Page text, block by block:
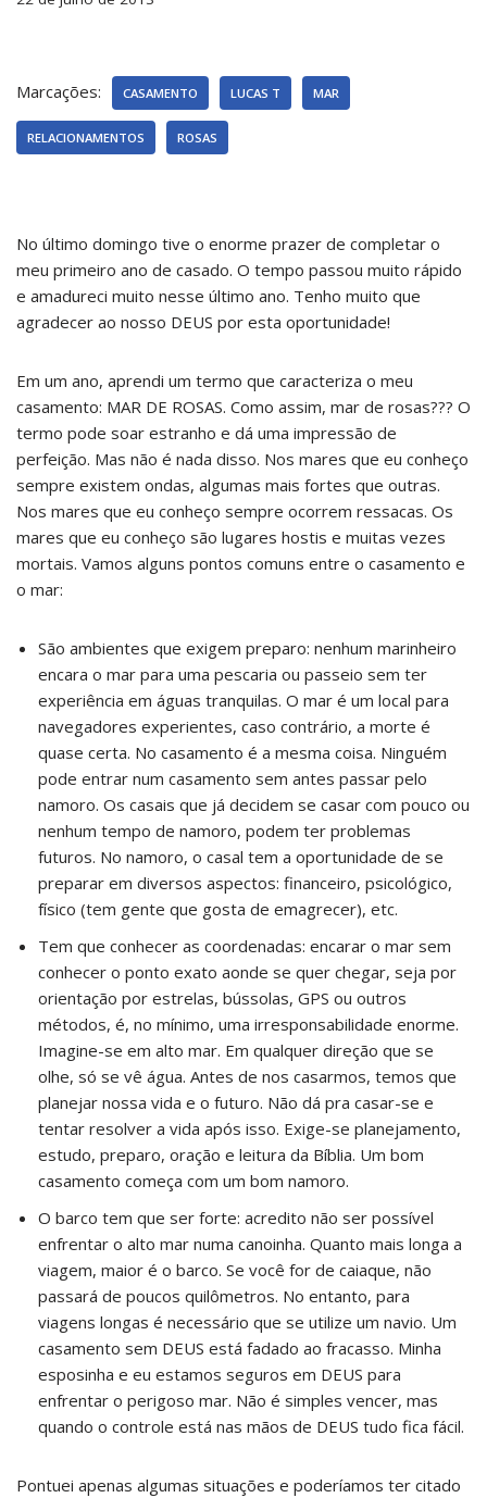
Marcações: CASAMENTO LUCAS T MAR
RELACIONAMENTOS ROSAS
No último domingo tive o enorme prazer de completar o
meu primeiro ano de casado. O tempo passou muito rápido
e amadureci muito nesse último ano. Tenho muito que
agradecer ao nosso DEUS por esta oportunidade!
Em um ano, aprendi um termo que caracteriza o meu
casamento: MAR DE ROSAS. Como assim, mar de rosas??? O
termo pode soar estranho e dá uma impressão de
perfeição. Mas não é nada disso. Nos mares que eu conheço
sempre existem ondas, algumas mais fortes que outras.
Nos mares que eu conheço sempre ocorrem ressacas. Os
mares que eu conheço são lugares hostis e muitas vezes
mortais. Vamos alguns pontos comuns entre o casamento e
o mar:
São ambientes que exigem preparo: nenhum marinheiro
encara o mar para uma pescaria ou passeio sem ter
experiência em águas tranquilas. O mar é um local para
navegadores experientes, caso contrário, a morte é
quase certa. No casamento é a mesma coisa. Ninguém
pode entrar num casamento sem antes passar pelo
namoro. Os casais que já decidem se casar com pouco ou
nenhum tempo de namoro, podem ter problemas
futuros. No namoro, o casal tem a oportunidade de se
preparar em diversos aspectos: financeiro, psicológico,
físico (tem gente que gosta de emagrecer), etc.
Tem que conhecer as coordenadas: encarar o mar sem
conhecer o ponto exato aonde se quer chegar, seja por
orientação por estrelas, bússolas, GPS ou outros
métodos, é, no mínimo, uma irresponsabilidade enorme.
Imagine-se em alto mar. Em qualquer direção que se
olhe, só se vê água. Antes de nos casarmos, temos que
planejar nossa vida e o futuro. Não dá pra casar-se e
tentar resolver a vida após isso. Exige-se planejamento,
estudo, preparo, oração e leitura da Bíblia. Um bom
casamento começa com um bom namoro.
O barco tem que ser forte: acredito não ser possível
enfrentar o alto mar numa canoinha. Quanto mais longa a
viagem, maior é o barco. Se você for de caiaque, não
passará de poucos quilômetros. No entanto, para
viagens longas é necessário que se utilize um navio. Um
casamento sem DEUS está fadado ao fracasso. Minha
esposinha e eu estamos seguros em DEUS para
enfrentar o perigoso mar. Não é simples vencer, mas
quando o controle está nas mãos de DEUS tudo fica fácil.
Pontuei apenas algumas situações e poderíamos ter citado